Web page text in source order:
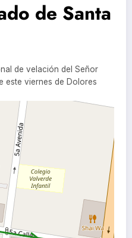
de Santa
de velación del Señor
este viernes de Dolores